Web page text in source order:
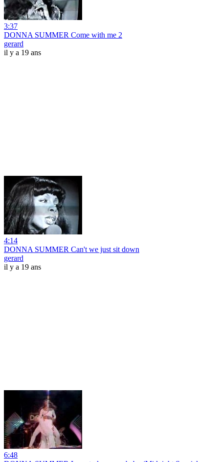
3:37
DONNA SUMMER Come with me 2
gerard
il y a 19 ans
4:14
DONNA SUMMER Can't we just sit down
gerard
il y a 19 ans
6:48